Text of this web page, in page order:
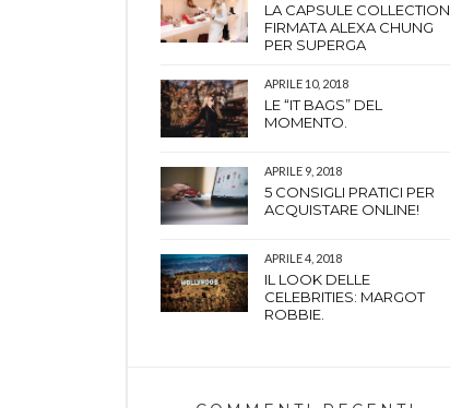
LA CAPSULE COLLECTION
FIRMATA ALEXA CHUNG
PER SUPERGA
APRILE 10, 2018
LE “IT BAGS” DEL
MOMENTO.
APRILE 9, 2018
5 CONSIGLI PRATICI PER
ACQUISTARE ONLINE!
APRILE 4, 2018
IL LOOK DELLE
CELEBRITIES: MARGOT
ROBBIE.